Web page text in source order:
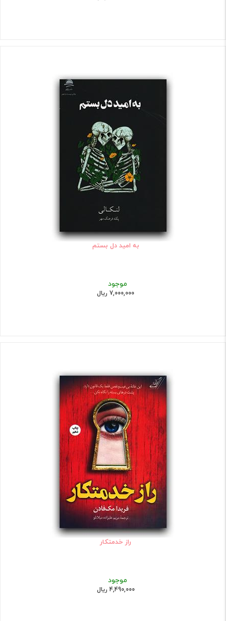
به امید دل بستم
موجود
7,000,000 ریال
راز خدمتکار
موجود
4,490,000 ریال